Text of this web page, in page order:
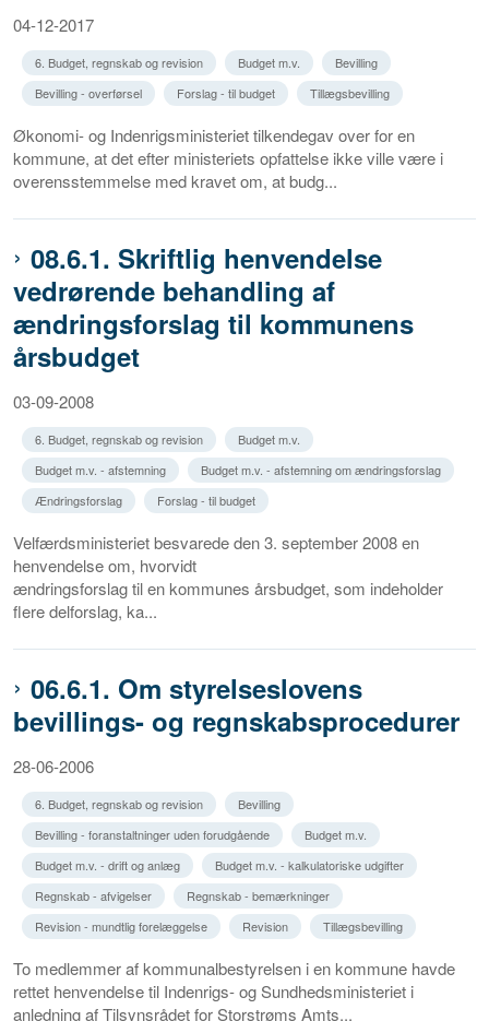
04-12-2017
6. Budget, regnskab og revision Budget m.v.
Bevilling
Bevilling - overførsel
Forslag - til budget Tillægsbevilling
Økonomi- og Indenrigsministeriet tilkendegav over for en
kommune, at det efter ministeriets opfattelse ikke ville være i
overensstemmelse med kravet om, at budg...
08.6.1. Skriftlig henvendelse
vedrørende behandling af
ændringsforslag til kommunens
årsbudget
03-09-2008
6. Budget, regnskab og revision
Budget m.v.
Budget m.v. - afstemning
Budget m.v. - afstemning om ændringsforslag
Ændringsforslag
Forslag - til budget
Velfærdsministeriet besvarede den 3. september 2008 en
henvendelse om, hvorvidt
ændringsforslag til en kommunes årsbudget, som indeholder
flere delforslag, ka...
06.6.1. Om styrelseslovens
bevillings- og regnskabsprocedurer
28-06-2006
6. Budget, regnskab og revision
Bevilling
Bevilling - foranstaltninger uden forudgående
Budget m.v.
Budget m.v. - drift og anlæg
Budget m.v. - kalkulatoriske udgifter
Regnskab - afvigelser
Regnskab - bemærkninger
Revision - mundtlig forelæggelse
Revision Tillægsbevilling
To medlemmer af kommunalbestyrelsen i en kommune havde
rettet henvendelse til Indenrigs- og Sundhedsministeriet i
anledning af Tilsynsrådet for Storstrøms Amts...